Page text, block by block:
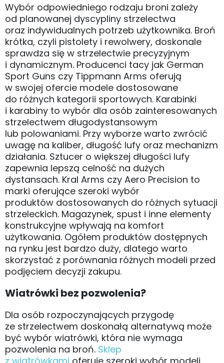
Wybór odpowiedniego rodzaju broni zależy
od planowanej dyscypliny strzelectwa
oraz indywidualnych potrzeb użytkownika. Broń
krótka, czyli pistolety i rewolwery, doskonale
sprawdza się w strzelectwie precyzyjnym
i dynamicznym. Producenci tacy jak German
Sport Guns czy Tippmann Arms oferują
w swojej ofercie modele dostosowane
do różnych kategorii sportowych. Karabinki
i karabiny to wybór dla osób zainteresowanych
strzelectwem długodystansowym
lub polowaniami. Przy wyborze warto zwrócić
uwagę na kaliber, długość lufy oraz mechanizm
działania. Sztucer o większej długości lufy
zapewnia lepszą celność na dużych
dystansach. Kral Arms czy Aero Precision to
marki oferujące szeroki wybór
produktów dostosowanych do różnych sytuacji
strzeleckich. Magazynek, spust i inne elementy
konstrukcyjne wpływają na komfort
użytkowania. Ogółem produktów dostępnych
na rynku jest bardzo duży, dlatego warto
skorzystać z porównania różnych modeli przed
podjęciem decyzji zakupu.
Wiatrówki bez pozwolenia?
Dla osób rozpoczynających przygodę
ze strzelectwem doskonałą alternatywą może
być wybór wiatrówki, która nie wymaga
pozwolenia na broń. Sklep